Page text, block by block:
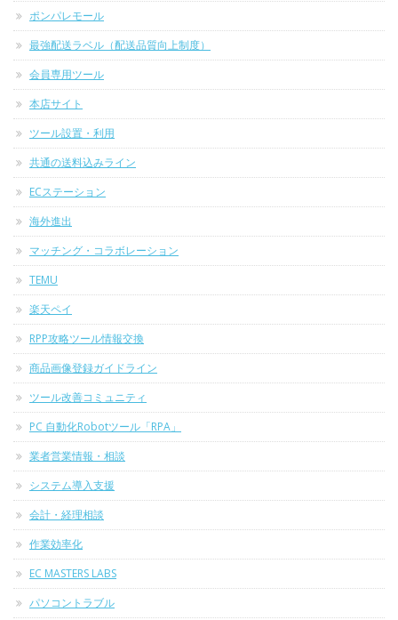
ポンパレモール
最強配送ラベル（配送品質向上制度）
会員専用ツール
本店サイト
ツール設置・利用
共通の送料込みライン
ECステーション
海外進出
マッチング・コラボレーション
TEMU
楽天ペイ
RPP攻略ツール情報交換
商品画像登録ガイドライン
ツール改善コミュニティ
PC 自動化Robotツール「RPA」
業者営業情報・相談
システム導入支援
会計・経理相談
作業効率化
EC MASTERS LABS
パソコントラブル